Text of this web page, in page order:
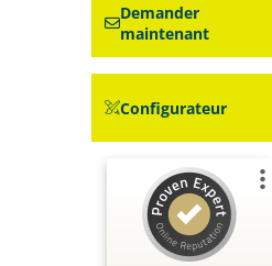
et expériences des clients pour
PRO-TENT AG
Demander
maintenant
Configurateur